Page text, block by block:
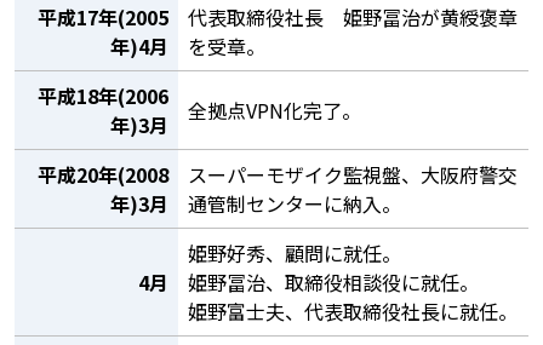
平成17年(2005
年)4月
代表取締役社長 姫野冨治が黄綬褒章
を受章。
平成18年(2006
年)3月
全拠点VPN化完了。
平成20年(2008
年)3月
スーパーモザイク監視盤、大阪府警交
通管制センターに納入。
4月
姫野好秀、顧問に就任。
姫野冨治、取締役相談役に就任。
姫野富士夫、代表取締役社長に就任。